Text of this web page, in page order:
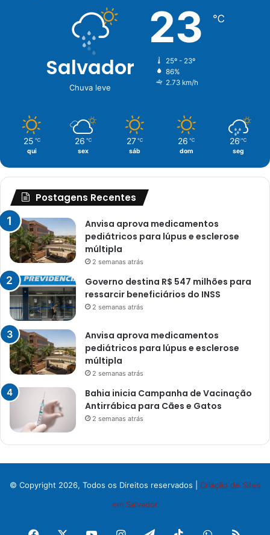
Salvador
Chuva leve
23 ℃
25º - 23º
86%
2.73 km/h
25 ℃
qui
26 ℃
sex
27 ℃
sáb
26 ℃
dom
26 ℃
seg
Postagens Recentes
Anvisa aprova medicamentos
pediátricos para lúpus e esclerose
múltipla
2 semanas atrás
Governo destina R$ 547 milhões para
ressarcir beneficiários do INSS
2 semanas atrás
Anvisa aprova medicamentos
pediátricos para lúpus e esclerose
múltipla
2 semanas atrás
Bahia inicia Campanha de Vacinação
Antirrábica para Cães e Gatos
2 semanas atrás
© Copyright 2026, Todos os Direitos reservados | Criação de Sites
em Salvador